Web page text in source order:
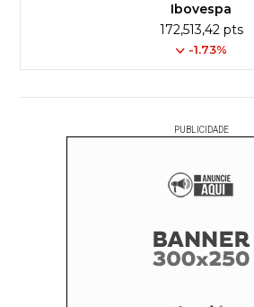
Ibovespa
172,513,42 pts
-1.73%
PUBLICIDADE